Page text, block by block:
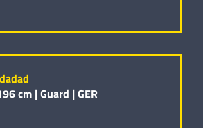
cm |Guard |GER